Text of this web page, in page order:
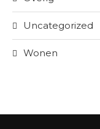
Uncategorized
Wonen